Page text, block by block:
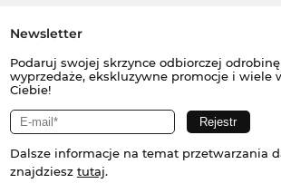
Newsletter
Podaruj swojej skrzynce odbiorczej
wyprzedaże, ekskluzywne promocje i wiele
Ciebie!
Dalsze informacje na temat przetwarzania
znajdziesz tutaj.